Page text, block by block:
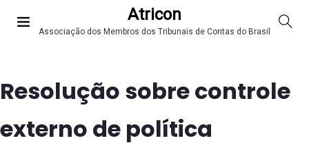
Atricon
Associação dos Membros dos Tribunais de Contas do Brasil
Resolução sobre controle
externo de política